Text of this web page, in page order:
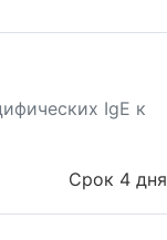
IgE к
Срок 4 дня